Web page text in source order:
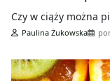
Czy w ciąży można
Paulina Żukowska